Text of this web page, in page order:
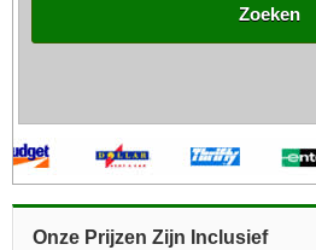
Zoeken
Onze Prijzen Zijn Inclusief